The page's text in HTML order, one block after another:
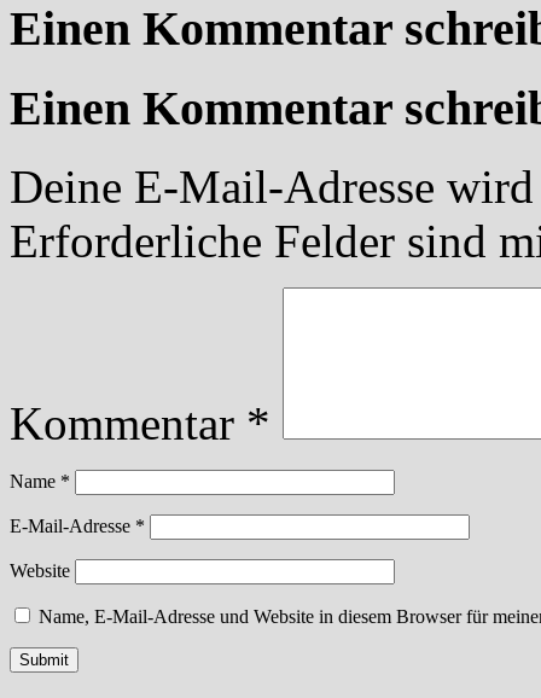
Einen Kommentar
Einen Kommentar
Deine E-Mail-Adresse
Erforderliche Felder sind
Kommentar *
Name *
E-Mail-Adresse *
Website
Name, E-Mail-Adresse und Website in diesem Browser für